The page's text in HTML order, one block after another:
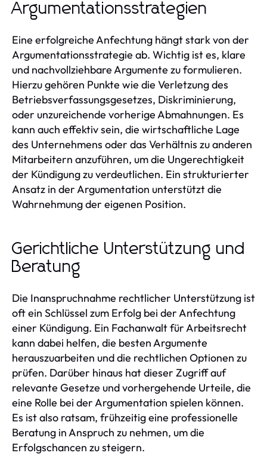
Argumentationsstrategien
Eine erfolgreiche Anfechtung hängt stark von der
Argumentationsstrategie ab. Wichtig ist es, klare
und nachvollziehbare Argumente zu formulieren.
Hierzu gehören Punkte wie die Verletzung des
Betriebsverfassungsgesetzes, Diskriminierung,
oder unzureichende vorherige Abmahnungen. Es
kann auch effektiv sein, die wirtschaftliche Lage
des Unternehmens oder das Verhältnis zu anderen
Mitarbeitern anzuführen, um die Ungerechtigkeit
der Kündigung zu verdeutlichen. Ein strukturierter
Ansatz in der Argumentation unterstützt die
Wahrnehmung der eigenen Position.
Gerichtliche Unterstützung und
Beratung
Die Inanspruchnahme rechtlicher Unterstützung ist
oft ein Schlüssel zum Erfolg bei der Anfechtung
einer Kündigung. Ein Fachanwalt für Arbeitsrecht
kann dabei helfen, die besten Argumente
herauszuarbeiten und die rechtlichen Optionen zu
prüfen. Darüber hinaus hat dieser Zugriff auf
relevante Gesetze und vorhergehende Urteile, die
eine Rolle bei der Argumentation spielen können.
Es ist also ratsam, frühzeitig eine professionelle
Beratung in Anspruch zu nehmen, um die
Erfolgschancen zu steigern.